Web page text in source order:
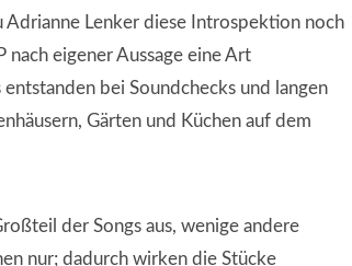
Lenker diese Introspektion noch
eigener Aussage eine Art
bei Soundchecks und langen
Gärten und Küchen auf dem
der Songs aus, wenige andere
nur; dadurch wirken die Stücke